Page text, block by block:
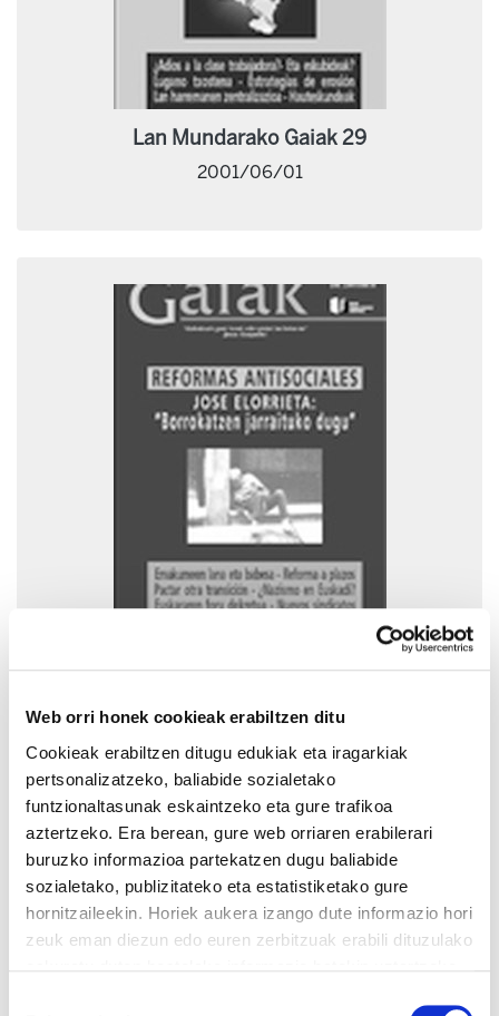
Web orri honek cookieak erabiltzen ditu
Cookieak erabiltzen ditugu edukiak eta iragarkiak
pertsonalizatzeko, baliabide sozialetako
funtzionaltasunak eskaintzeko eta gure trafikoa
aztertzeko. Era berean, gure web orriaren erabilerari
buruzko informazioa partekatzen dugu baliabide
sozialetako, publizitateko eta estatistiketako gure
hornitzaileekin. Horiek aukera izango dute informazio hori
zeuk eman diezun edo euren zerbitzuak erabili dituzulako
Lan Mundarako Gaiak 29
2001/06/01